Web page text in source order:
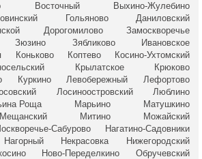
Восточный
Выхино-Жулебино
Гольяново
Даниловский
Дорогомилово
Замоскворечье
Зюзино Зябликово
Ивановское
Коньково Коптево
Косино-Ухтомский
Крылатское
Крюково
Куркино Левобережный
Лефортово
Лосиноостровский
Люблино
Роща Марьино
Матушкино
Мещанский Митино
Можайский
Сабурово
Нагатино-Садовники
Нагорный Некрасовка
Нижегородский
Ново-Переделкино
Обручевский